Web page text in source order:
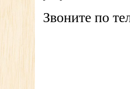
Звоните по